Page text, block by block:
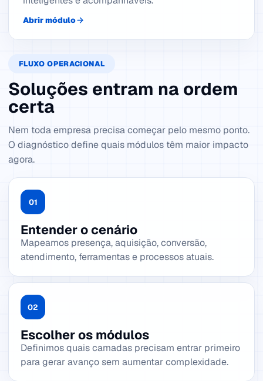
Abrir módulo
FLUXO OPERACIONAL
Soluções entram na ordem
certa
Nem toda empresa precisa começar pelo mesmo ponto.
O diagnóstico define quais módulos têm maior impacto
agora.
01
Entender o cenário
Mapeamos presença, aquisição, conversão,
atendimento, ferramentas e processos atuais.
02
Escolher os módulos
Definimos quais camadas precisam entrar primeiro
para gerar avanço sem aumentar complexidade.